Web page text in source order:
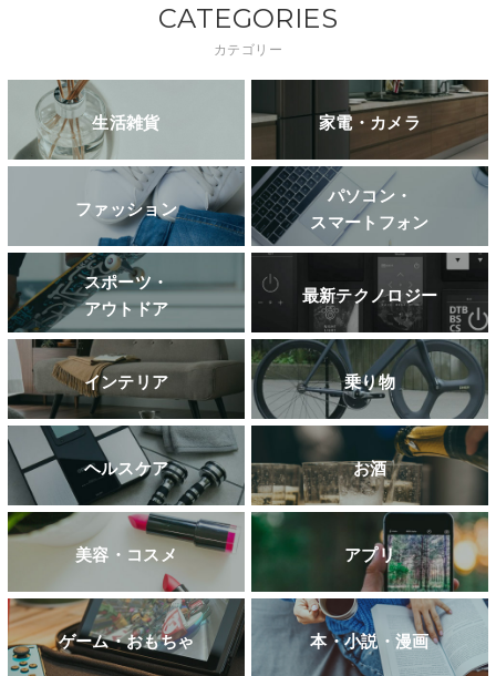
CATEGORIES
カテゴリー
生活雑貨 家電・カメラ
ファッション
パソコン・
スマートフォン
スポーツ・
アウトドア
最新テクノロジー
インテリア 乗り物
ヘルスケア お酒
美容・コスメ アプリ
ゲーム・おもちゃ 本・小説・漫画